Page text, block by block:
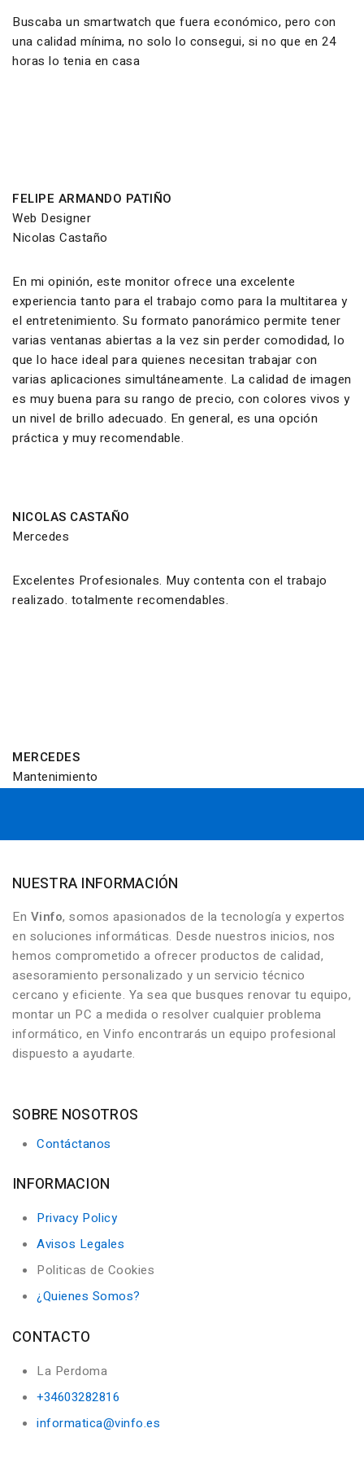
Buscaba un smartwatch que fuera económico, pero con
una calidad mínima, no solo lo consegui, si no que en 24
horas lo tenia en casa
FELIPE ARMANDO PATIÑO
Web Designer
Nicolas Castaño
En mi opinión, este monitor ofrece una excelente
experiencia tanto para el trabajo como para la multitarea y
el entretenimiento. Su formato panorámico permite tener
varias ventanas abiertas a la vez sin perder comodidad, lo
que lo hace ideal para quienes necesitan trabajar con
varias aplicaciones simultáneamente. La calidad de imagen
es muy buena para su rango de precio, con colores vivos y
un nivel de brillo adecuado. En general, es una opción
práctica y muy recomendable.
NICOLAS CASTAÑO
Mercedes
Excelentes Profesionales. Muy contenta con el trabajo
realizado. totalmente recomendables.
MERCEDES
Mantenimiento
NUESTRA INFORMACIÓN
En Vinfo, somos apasionados de la tecnología y expertos
en soluciones informáticas. Desde nuestros inicios, nos
hemos comprometido a ofrecer productos de calidad,
asesoramiento personalizado y un servicio técnico
cercano y eficiente. Ya sea que busques renovar tu equipo,
montar un PC a medida o resolver cualquier problema
informático, en Vinfo encontrarás un equipo profesional
dispuesto a ayudarte.
SOBRE NOSOTROS
Contáctanos
INFORMACION
Privacy Policy
Avisos Legales
Politicas de Cookies
¿Quienes Somos?
CONTACTO
La Perdoma
+34603282816
informatica@vinfo.es